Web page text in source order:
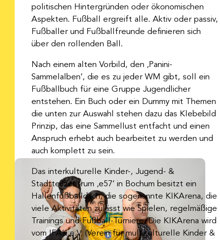
politischen Hintergründen oder ökonomischen
Aspekten. Fußball ergreift alle. Aktiv oder passiv,
Fußballer und Fußballfreunde definieren sich
über den rollenden Ball.
Nach einem alten Vorbild, den ‚Panini-
Sammelalben’, die es zu jeder WM gibt, soll ein
Fußballbuch für eine Gruppe Jugendlicher
entstehen. Ein Buch oder ein Dummy mit Themen
die unten zur Auswahl stehen dazu das Klebebild
Prinzip, das eine Sammellust entfacht und einen
Anspruch erhebt auch bearbeitet zu werden und
auch komplett zu sein.
Das interkulturelle Kinder-, Jugend- &
Stadtteilzentrum ‚e57’ in Bochum besitzt ein
Hallenfußballdach, die sogenannte KIKArena, die
viele Aktivitäten zulässt wie Spielen, regelmäßige
Trainings und Fußball-Turniere. Die KIKArena wird
vom IFAK e.V. (Verein für multikulturelle Kinder &